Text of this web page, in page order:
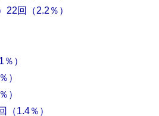
22回（2.2％）
）
）
）
（1.4％）